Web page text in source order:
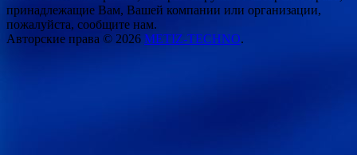
принадлежащие Вам, Вашей компании или организации,
пожалуйста, сообщите нам.
Авторские права © 2026 METIZ-TECHNO.